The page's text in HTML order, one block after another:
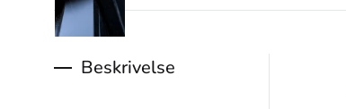
Beskrivelse